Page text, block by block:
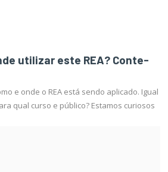
utilizar este REA? Conte-
e onde o REA está sendo aplicado. Igual
qual curso e público? Estamos curiosos